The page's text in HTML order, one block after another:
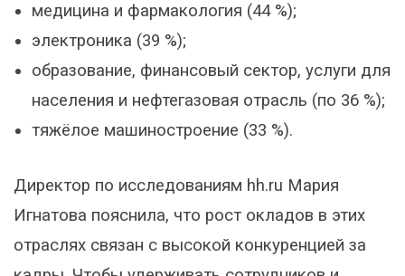
медицина и фармакология (44 %);
электроника (39 %);
образование, финансовый сектор, услуги для
населения и нефтегазовая отрасль (по 36 %);
тяжёлое машиностроение (33 %).
Директор по исследованиям hh.ru Мария
Игнатова пояснила, что рост окладов в этих
отраслях связан с высокой конкуренцией за